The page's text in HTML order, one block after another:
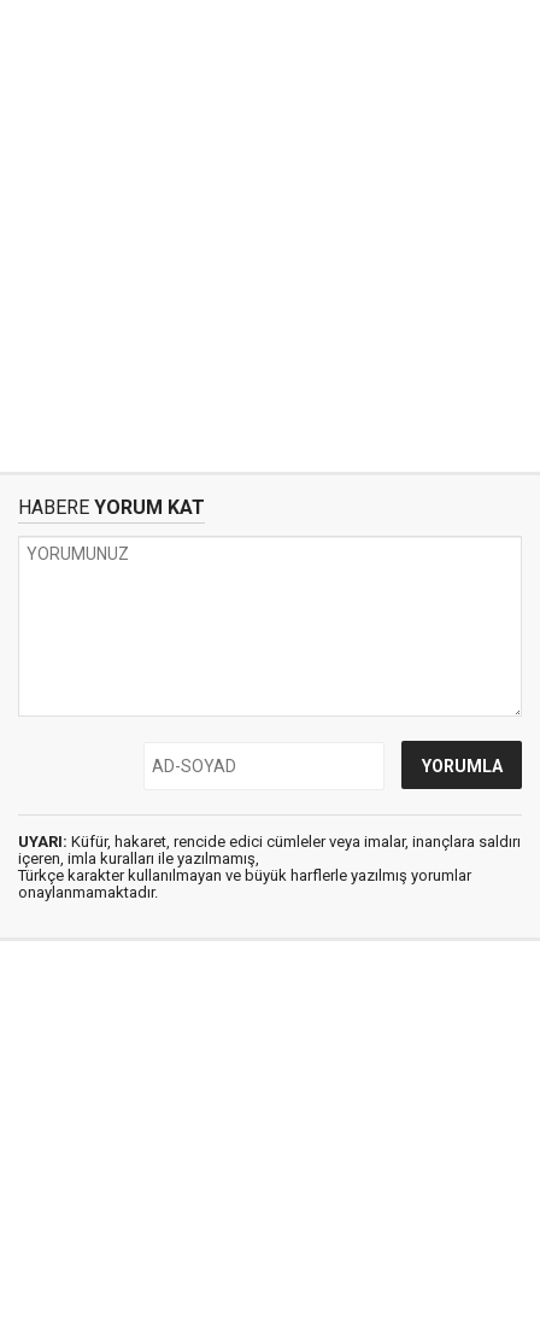
HABERE YORUM KAT
UYARI: Küfür, hakaret, rencide edici cümleler veya imalar, inançlara saldırı
içeren, imla kuralları ile yazılmamış,
Türkçe karakter kullanılmayan ve büyük harflerle yazılmış yorumlar
onaylanmamaktadır.